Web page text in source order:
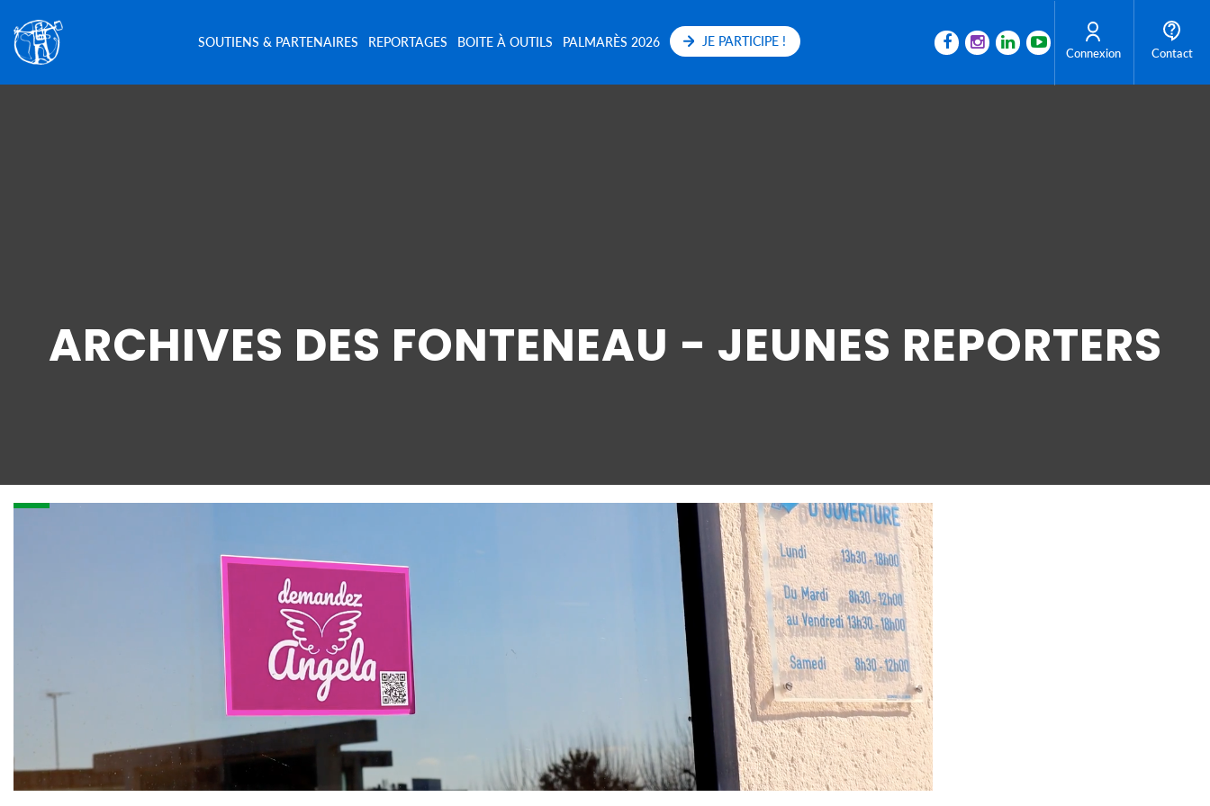
SOUTIENS & PARTENAIRES REPORTAGES BOITE À OUTILS PALMARÈS 2026 JE PARTICIPE !
Connexion Contact
ARCHIVES DES FONTENEAU - JEUNES REPORTERS